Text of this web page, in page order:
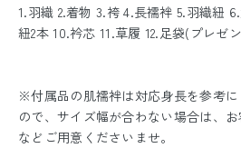
1.羽織 2.着物 3.袴 4.長襦袢 5.羽織紐
紐2本 10.衿芯 11.草履 12.足袋(プレゼ
※付属品の肌襦袢は対応身長を参考
ので、サイズ幅が合わない場合は、
などご用意くださいませ。